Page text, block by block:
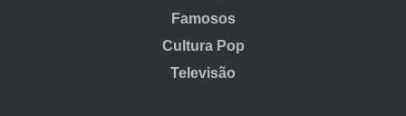
Famosos
Cultura Pop
Televisão